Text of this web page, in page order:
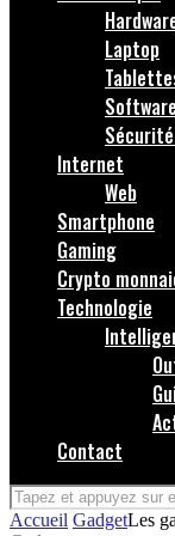
Laptop
Software
Internet
Web
Smartphone
Gaming
Crypto
Technologie
Contact
Accueil GadgetLes